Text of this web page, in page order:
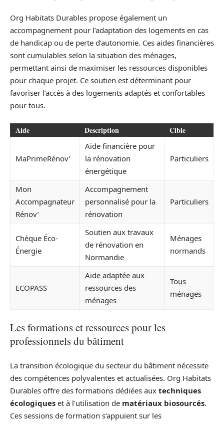
Org Habitats Durables propose également un
accompagnement pour l’adaptation des logements en cas
de handicap ou de perte d’autonomie. Ces aides financières
sont cumulables selon la situation des ménages,
permettant ainsi de maximiser les ressources disponibles
pour chaque projet. Ce soutien est déterminant pour
favoriser l’accès à des logements adaptés et confortables
pour tous.
Aide Description Cible
MaPrimeRénov’
Aide financière pour
la rénovation
énergétique
Particuliers
Mon
Accompagnateur
Rénov’
Accompagnement
personnalisé pour la
rénovation
Particuliers
Chèque Éco-
Énergie
Soutien aux travaux
de rénovation en
Normandie
Ménages
normands
ECOPASS
Aide adaptée aux
ressources des
ménages
Tous
ménages
Les formations et ressources pour les
professionnels du bâtiment
La transition écologique du secteur du bâtiment nécessite
des compétences polyvalentes et actualisées. Org Habitats
Durables offre des formations dédiées aux techniques
écologiques et à l’utilisation de matériaux biosourcés.
Ces sessions de formation s’appuient sur les